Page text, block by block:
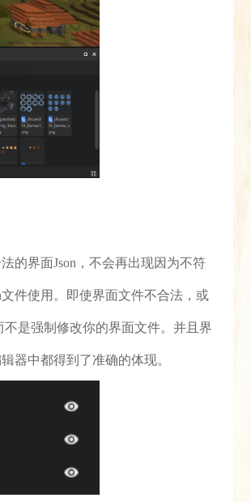
的界面Json，不会再出现因为不符
件使用。即使界面文件不合法，或
是强制修改你的界面文件。并且界
器中都得到了准确的体现。